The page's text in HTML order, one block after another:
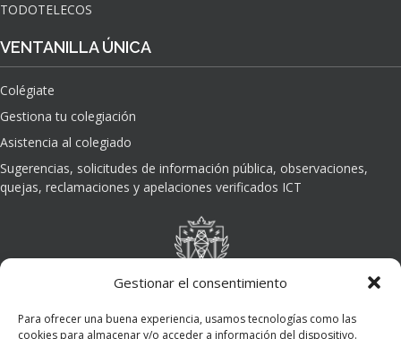
Gestionar el consentimiento
Para ofrecer una buena experiencia, usamos tecnologías como las
cookies para almacenar y/o acceder a información del dispositivo.
TODOTELECOS
VENTANILLA ÚNICA
Colégiate
Gestiona tu colegiación
Asistencia al colegiado
Sugerencias, solicitudes de información pública, observaciones,
quejas, reclamaciones y apelaciones verificados ICT